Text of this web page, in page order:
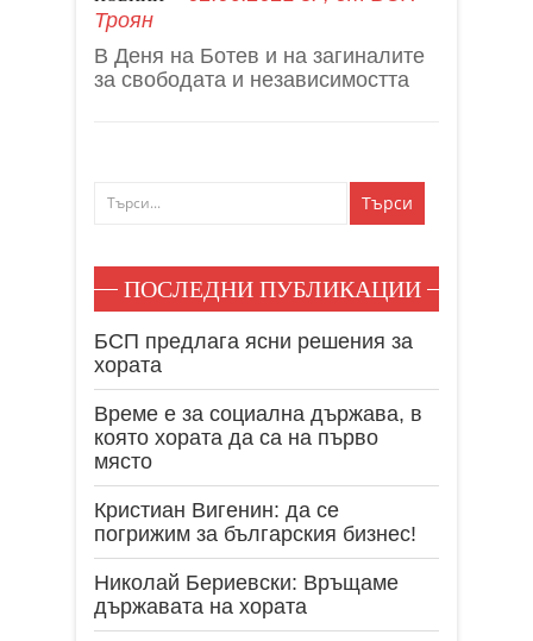
Троян
В Деня на Ботев и на загиналите
за свободата и независимостта
ПОСЛЕДНИ ПУБЛИКАЦИИ
БСП предлага ясни решения за
хората
Време е за социална държава, в
която хората да са на първо
място
Кристиан Вигенин: да се
погрижим за българския бизнес!
Николай Бериевски: Връщаме
държавата на хората